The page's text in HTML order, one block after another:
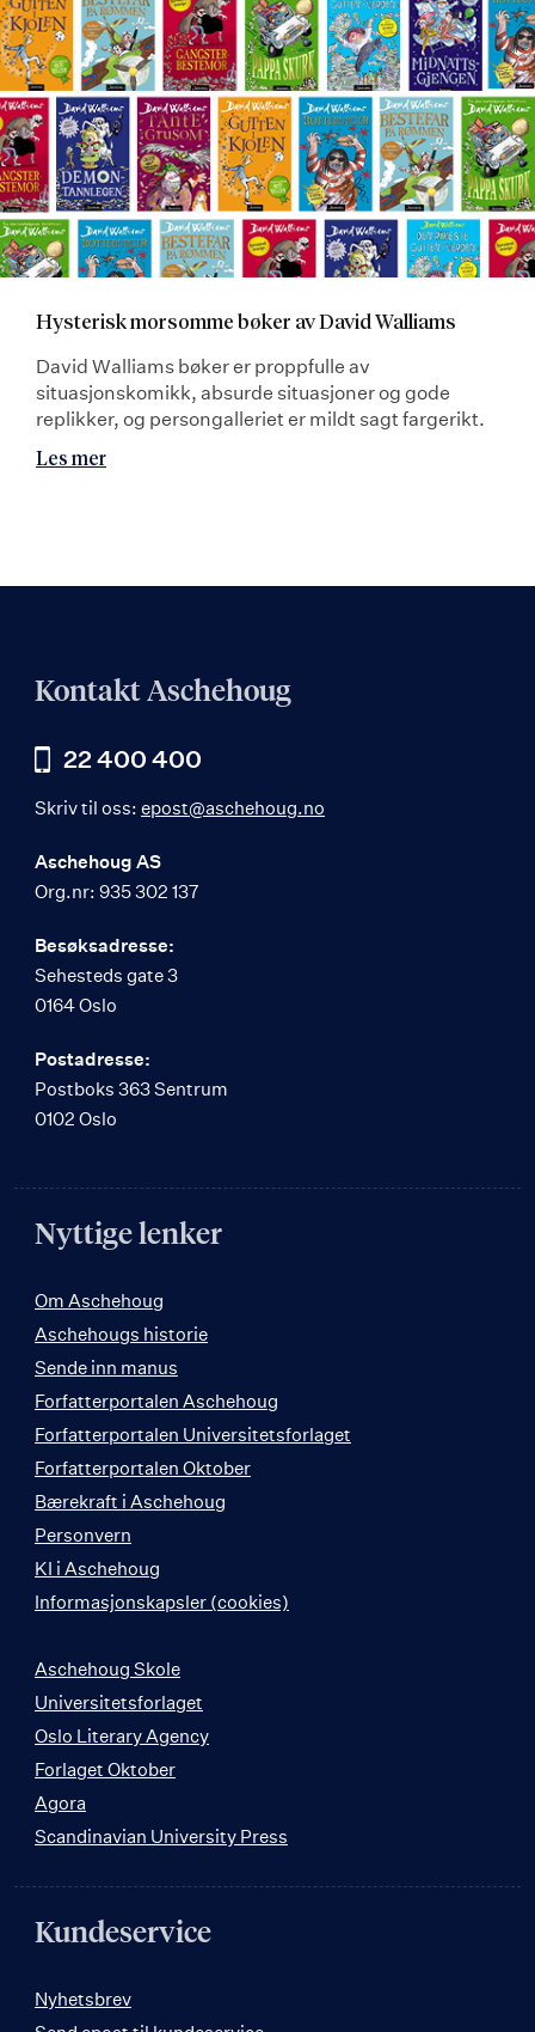
Hysterisk morsomme bøker av David Walliams
David Walliams bøker er proppfulle av
situasjonskomikk, absurde situasjoner og gode
replikker, og persongalleriet er mildt sagt fargerikt.
Les mer
Kontakt Aschehoug
22 400 400
Skriv til oss: epost@aschehoug.no
Aschehoug AS
Org.nr: 935 302 137
Besøksadresse:
Sehesteds gate 3
0164 Oslo
Postadresse:
Postboks 363 Sentrum
0102 Oslo
Nyttige lenker
Om Aschehoug
Aschehougs historie
Sende inn manus
Forfatterportalen Aschehoug
Forfatterportalen Universitetsforlaget
Forfatterportalen Oktober
Bærekraft i Aschehoug
Personvern
KI i Aschehoug
Informasjonskapsler (cookies)
Aschehoug Skole
Universitetsforlaget
Oslo Literary Agency
Forlaget Oktober
Agora
Scandinavian University Press
Kundeservice
Nyhetsbrev